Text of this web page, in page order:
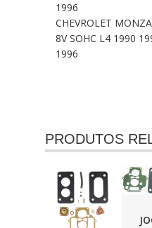
1996
CHEVROLET
8V SOHC L4 1990
1996
PRODUTOS